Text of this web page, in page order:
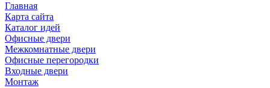
Главная
Карта сайта
Каталог идей
Офисные двери
Межкомнатные двери
Офисные перегородки
Входные двери
Монтаж